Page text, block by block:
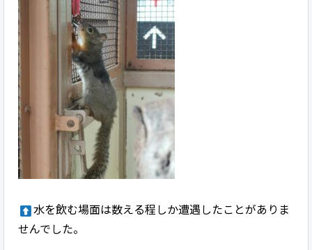
水を飲む場面は数える程しか遭遇したことがありま
せんでした。